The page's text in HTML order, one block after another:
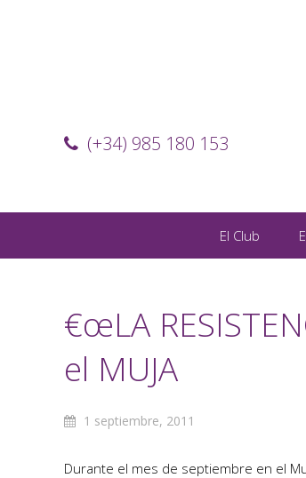
(+34) 985 180 153
El Club
€œLA
el MUJA
1 septiembre, 2011
Durante el mes de septiembre en el